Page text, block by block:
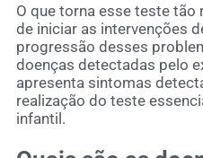
O que torna esse teste
de iniciar as intervenções
progressão desses
doenças detectadas pelo
apresenta sintomas
realização do teste
infantil.